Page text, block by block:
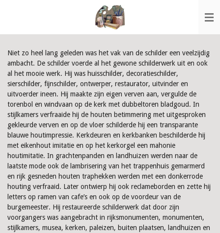
hoofdinhoud
Niet zo heel lang geleden was het vak van de schilder een veelzijdig
ambacht. De schilder voerde al het gewone schilderwerk uit en ook
al het mooie werk. Hij was huisschilder, decoratieschilder,
sierschilder, fijnschilder, ontwerper, restaurator, uitvinder en
uitvoerder ineen. Hij maakte zijn eigen verven aan, vergulde de
torenbol en windvaan op de kerk met dubbeltoren bladgoud. In
stijlkamers verfraaide hij de houten betimmering met uitgesproken
gekleurde verven en op de vloer schilderde hij een transparante
blauwe houtimpressie. Kerkdeuren en kerkbanken beschilderde hij
met eikenhout imitatie en op het kerkorgel een mahonie
houtimitatie. In grachtenpanden en landhuizen werden naar de
laatste mode ook de lambrisering van het trappenhuis gemarmerd
en rijk gesneden houten traphekken werden met een donkerrode
houting verfraaid. Later ontwierp hij ook reclameborden en zette hij
letters op ramen van cafe’s en ook op de voordeur van de
burgemeester. Hij restaureerde schilderwerk dat door zijn
voorgangers was aangebracht in rijksmonumenten, monumenten,
stijlkamers, musea, kerken, paleizen, buiten plaatsen, landhuizen en